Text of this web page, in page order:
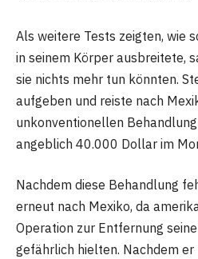
Als weitere Tests zeigten, wie
in seinem Körper ausbreitete,
sie nichts mehr tun könnten.
aufgeben und reiste nach
unkonventionellen
angeblich 40.000 Dollar im
Nachdem diese Behandlung
erneut nach Mexiko, da
Operation zur Entfernung
gefährlich hielten. Nachdem er